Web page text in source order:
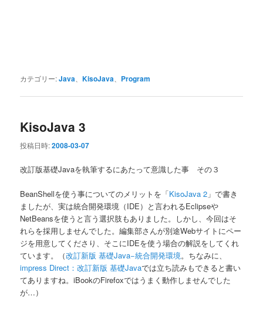
カテゴリー:Java 、KisoJava Program
KisoJava 3
投稿日時:2008-03-07
改訂版基礎Javaを執筆するにあたって意識した事 その３
BeanShellを使う事についてのメリットを「KisoJava 2 」で書き
ましたが、実は統合開発環境（IDE）と言われるEclipseや
NetBeansを使うと言う選択肢もありました。しかし、今回はそ
れらを採用しませんでした。編集部さんが別途Webサイトにペー
ジを用意してくださり、そこにIDEを使う場合の解説をしてくれ
ています。（改訂新版 基礎Java−統合開発環境。ちなみに、
impress Direct：改訂新版 基礎Javaでは立ち読みもできると書い
てありますね。iBookのFirefoxではうまく動作しませんでした
が…）